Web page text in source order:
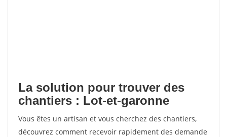
La solution pour trouver des
chantiers : Lot-et-garonne
Vous êtes un artisan et vous cherchez des chantiers,
découvrez comment recevoir rapidement des demande